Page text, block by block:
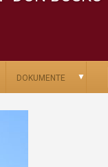
DOKUMENTE ▼